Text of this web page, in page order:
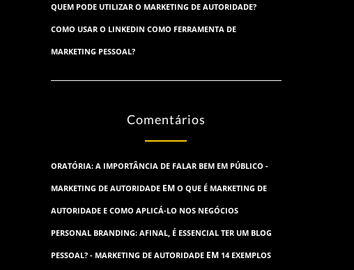
QUEM PODE UTILIZAR O MARKETING DE AUTORIDADE?
COMO USAR O LINKEDIN COMO FERRAMENTA DE
MARKETING PESSOAL?
Comentários
ORATÓRIA: A IMPORTÂNCIA DE FALAR BEM EM PÚBLICO -
MARKETING DE AUTORIDADEEM O QUE É MARKETING DE
AUTORIDADE E COMO APLICÁ-LO NOS NEGÓCIOS
PERSONAL BRANDING: AFINAL, É ESSENCIAL TER UM BLOG
PESSOAL? - MARKETING DE AUTORIDADEEM 14 EXEMPLOS